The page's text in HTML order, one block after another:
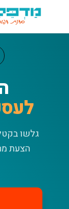
דלג לתוכן הראשי
גלשו
הצעת